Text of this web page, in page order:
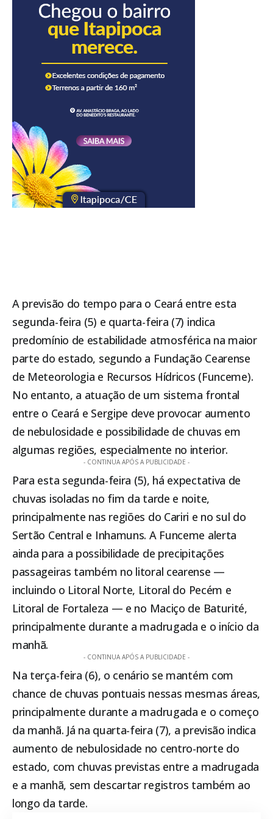
A previsão do tempo para o Ceará entre esta
segunda-feira (5) e quarta-feira (7) indica
predomínio de estabilidade atmosférica na maior
parte do estado, segundo a Fundação Cearense
de Meteorologia e Recursos Hídricos (Funceme).
No entanto, a atuação de um sistema frontal
entre o Ceará e Sergipe deve provocar aumento
de nebulosidade e possibilidade de chuvas em
algumas regiões, especialmente no interior.
- CONTINUA APÓS A PUBLICIDADE -
Para esta segunda-feira (5), há expectativa de
chuvas isoladas no fim da tarde e noite,
principalmente nas regiões do Cariri e no sul do
Sertão Central e Inhamuns. A Funceme alerta
ainda para a possibilidade de precipitações
passageiras também no litoral cearense —
incluindo o Litoral Norte, Litoral do Pecém e
Litoral de Fortaleza — e no Maciço de Baturité,
principalmente durante a madrugada e o início da
manhã.
- CONTINUA APÓS A PUBLICIDADE -
Na terça-feira (6), o cenário se mantém com
chance de chuvas pontuais nessas mesmas áreas,
principalmente durante a madrugada e o começo
da manhã. Já na quarta-feira (7), a previsão indica
aumento de nebulosidade no centro-norte do
estado, com chuvas previstas entre a madrugada
e a manhã, sem descartar registros também ao
longo da tarde.